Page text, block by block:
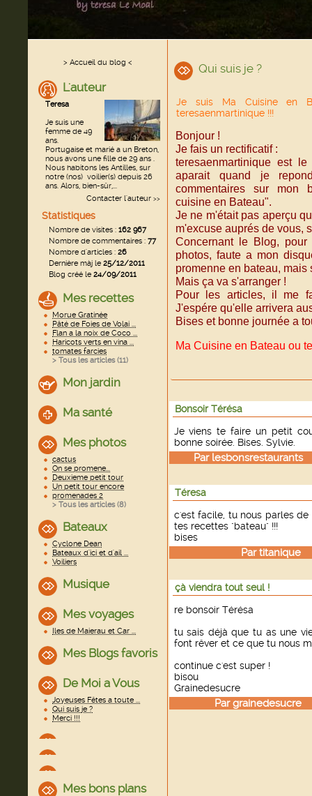
> Accueil du blog <
L'auteur
Teresa
Je suis une
femme de 49
ans.
Portugaise et marié a un Breton,
nous avons une fille de 29 ans .
Nous habitons les Antilles, sur
notre (nos) voilier(s) depuis 26
ans. Alors, bien-sûr,...
Contacter l'auteur >>
Statistiques
Nombre de visites : 162 967
Nombre de commentaires : 77
Nombre d'articles : 26
Dernière màj le25/12/2011
Blog créé le24/09/2011
Mes recettes
Morue Gratinée
Pâté de Foies de Volai ...
Flan a la noix de Coco ...
Haricots verts en vina ...
tomates farcies
> Tous les articles (11)
Mon jardin
Ma santé
Mes photos
cactus
On se promene...
Deuxieme petit tour
Un petit tour encore
promenades 2
> Tous les articles (8)
Bateaux
Cyclone Dean
Bateaux d'ici et d'ail ...
Voiliers
Musique
Mes voyages
Iles de Maierau et Car ...
Mes Blogs favoris
De Moi a Vous
Joyeuses Fêtes a toute ...
Qui suis je ?
Merci !!!
Mes bons plans
Qui suis je ?
Je suis Ma Cuisine en
teresaenmartinique !!!
Bonjour !
Je fais un rectificatif :
teresaenmartinique est
aparait quand je
commentaires sur mon
cuisine en Bateau".
Je ne m'était pas aperçu
m'excuse auprés de vous,
Concernant le Blog,
photos, faute a mon
promenne en bateau, mais
Mais ça va s'arranger !
Pour les articles, il me
J'espére qu'elle arrivera
Bises et bonne journée a
Ma Cuisine en Bateau ou
Bonsoir Térésa
Je viens te faire un petit
bonne soirée. Bises. Sylvie.
Par lesbonsrestaurants
Téresa
c'est facile, tu nous parles
tes recettes "bateau" !!!
bises
Partitaniquele
çà viendra tout seul !
re bonsoir Térésa
tu sais déjà que tu as une
font rêver et ce que tu nous
continue c'est super !
bisou
Grainedesucre
Pargrainedesucre